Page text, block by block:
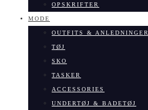
OPSKRIFTER
MODE
OUTFITS & ANLEDNINGER
TØJ
SKO
TASKER
ACCESSORIES
UNDERTØJ & BADETØJ